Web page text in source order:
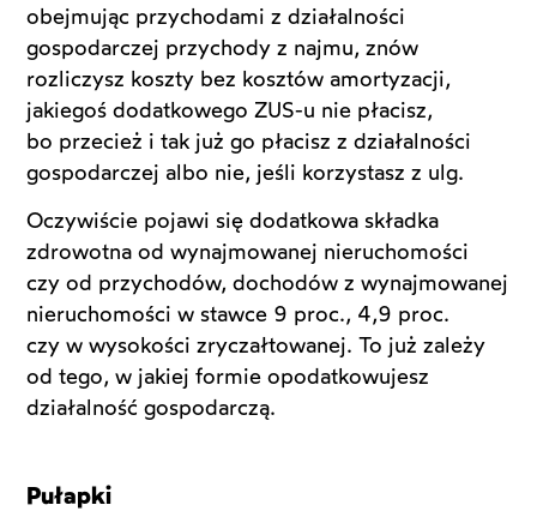
obejmując przychodami z działalności
gospodarczej przychody z najmu, znów
rozliczysz koszty bez kosztów amortyzacji,
jakiegoś dodatkowego ZUS-u nie płacisz,
bo przecież i tak już go płacisz z działalności
gospodarczej albo nie, jeśli korzystasz z ulg.
Oczywiście pojawi się dodatkowa składka
zdrowotna od wynajmowanej nieruchomości
czy od przychodów, dochodów z wynajmowanej
nieruchomości w stawce 9 proc., 4,9 proc.
czy w wysokości zryczałtowanej. To już zależy
od tego, w jakiej formie opodatkowujesz
działalność gospodarczą.
Pułapki